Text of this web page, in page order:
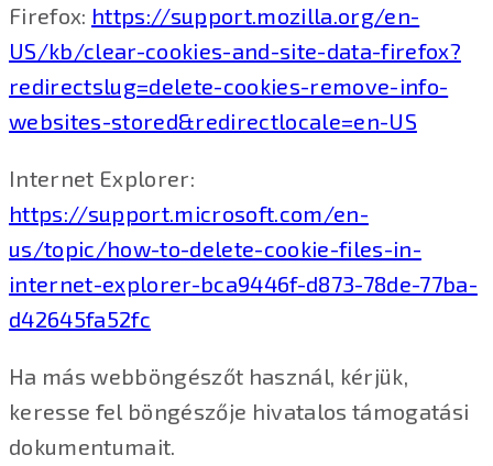
Firefox: https://support.mozilla.org/en-
US/kb/clear-cookies-and-site-data-firefox?
redirectslug=delete-cookies-remove-info-
websites-stored&redirectlocale=en-US
Internet Explorer:
https://support.microsoft.com/en-
us/topic/how-to-delete-cookie-files-in-
internet-explorer-bca9446f-d873-78de-77ba-
d42645fa52fc
Ha más webböngészőt használ, kérjük,
keresse fel böngészője hivatalos támogatási
dokumentumait.